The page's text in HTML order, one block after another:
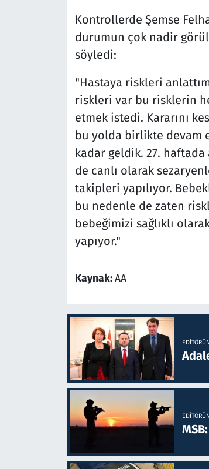
Kontrollerde Şemse
durumun çok nadir
söyledi:
"Hastaya riskleri
riskleri var bu risklerin
etmek istedi. Kararını
bu yolda birlikte devam
kadar geldik. 27.
de canlı olarak
takipleri yapılıyor.
bu nedenle de zaten
bebeğimizi sağlıklı
yapıyor."
Kaynak:AA